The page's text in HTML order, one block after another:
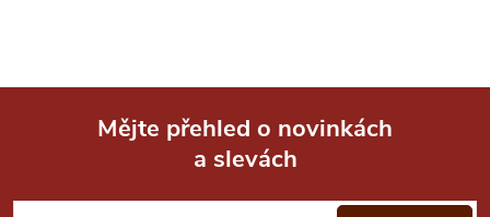
u
Mějte přehled o novinkách
a slevách